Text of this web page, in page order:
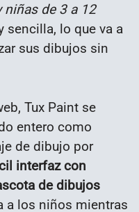
niñas de 3 a 12
sencilla, lo que va a
sus dibujos sin
Tux Paint se
entero como
de dibujo por
interfaz con
de dibujos
a los niños mientras